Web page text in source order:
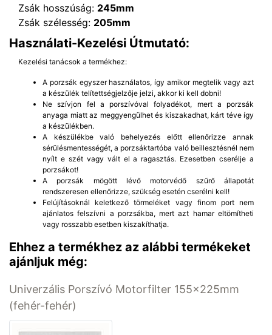
Zsák hosszúság: 245mm
Zsák szélesség: 205mm
Használati-Kezelési Útmutató:
Kezelési tanácsok a termékhez:
A porzsák egyszer használatos, így amikor megtelik vagy azt
a készülék telítettségjelzője jelzi, akkor ki kell dobni!
Ne szívjon fel a porszívóval folyadékot, mert a porzsák
anyaga miatt az meggyengülhet és kiszakadhat, kárt téve így
a készülékben.
A készülékbe való behelyezés előtt ellenőrizze annak
sérülésmentességét, a porzsáktartóba való beillesztésnél nem
nyílt e szét vagy vált el a ragasztás. Ezesetben cserélje a
porzsákot!
A porzsák mögött lévő motorvédő szűrő állapotát
rendszeresen ellenőrizze, szükség esetén cserélni kell!
Felújításoknál keletkező törmeléket vagy finom port nem
ajánlatos felszívni a porzsákba, mert azt hamar eltömítheti
vagy rosszabb esetben kiszakíthatja.
Ehhez a termékhez az alábbi termékeket
ajánljuk még:
Univerzális Porszívó Motorfilter 155x225mm
(fehér-fehér)